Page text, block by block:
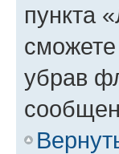
пункта
убрав